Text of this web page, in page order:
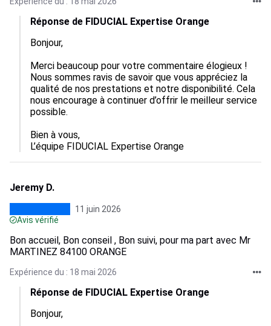
Réponse de FIDUCIAL Expertise Orange
Bonjour,
Merci beaucoup pour votre commentaire élogieux !
Nous sommes ravis de savoir que vous appréciez la
qualité de nos prestations et notre disponibilité. Cela
nous encourage à continuer d’offrir le meilleur service
possible.
Bien à vous,
L’équipe FIDUCIAL Expertise Orange
Jeremy D.
11 juin 2026
Avis vérifié
Bon accueil, Bon conseil , Bon suivi, pour ma part avec Mr
MARTINEZ 84100 ORANGE
Expérience du : 18 mai 2026
Réponse de FIDUCIAL Expertise Orange
Bonjour,